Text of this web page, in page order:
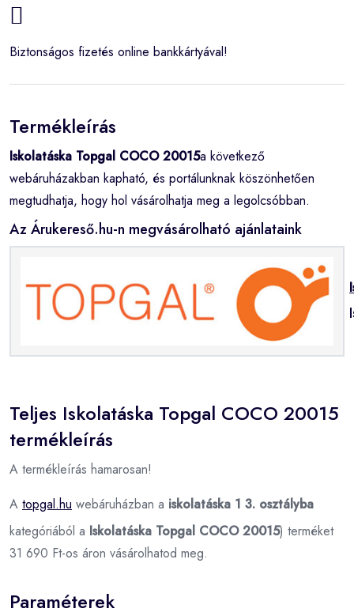
Biztonságos fizetés online bankkártyával!
Termékleírás
Iskolatáska Topgal COCO 20015a következő
webáruházakban kapható, és portálunknak köszönhetően
megtudhatja, hogy hol vásárolhatja meg a legolcsóbban.
Az Árukereső.hu-n megvásárolható ajánlataink
Teljes Iskolatáska Topgal COCO 20015
termékleírás
A termékleírás hamarosan!
A topgal.hu webáruházban a iskolatáska 1 3. osztályba
kategóriából a Iskolatáska Topgal COCO 20015) terméket
31 690 Ft-os áron vásárolhatod meg.
Paraméterek